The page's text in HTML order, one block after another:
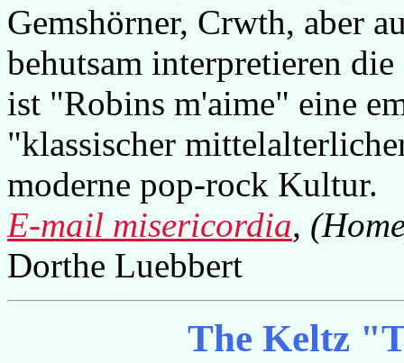
Gemshörner, Crwth, aber
behutsam interpretieren
ist "Robins m'aime" eine
"klassischer
moderne pop-rock Kultur.
E-mail misericordia,
Dorthe Luebbert
The Keltz